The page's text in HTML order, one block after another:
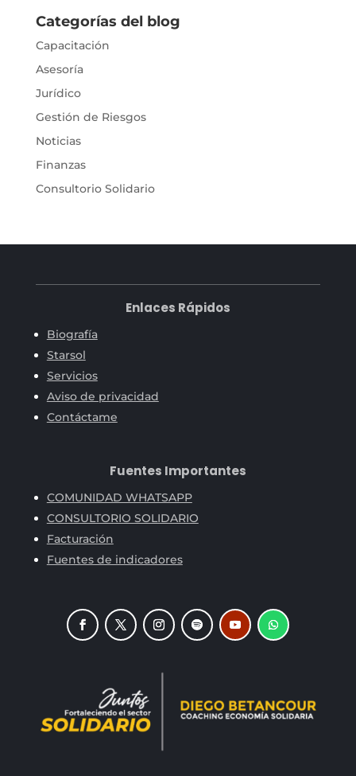
Categorías del blog
Capacitación
Asesoría
Jurídico
Gestión de Riesgos
Noticias
Finanzas
Consultorio Solidario
Enlaces Rápidos
Biografía
Starsol
Servicios
Aviso de privacidad
Contáctame
Fuentes Importantes
COMUNIDAD WHATSAPP
CONSULTORIO SOLIDARIO
Facturación
Fuentes de indicadores